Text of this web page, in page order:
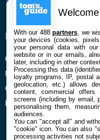
ENTREPRISE
Qui sommes nous
Mentions légales et CGU
Confidentialité et Cookies
Préférences cookies
Welcome
With our 488partners , we
your devices (cookies,
your personal data with
website or in our emails,
later, including in other
Processing this data
loyalty programs, IP, postal
geolocation, etc.) allows
content, commercial
screens (including by email,
personalising them,
audiences.
You can "accept all" and
"cookie" icon. You can also
processing activities not